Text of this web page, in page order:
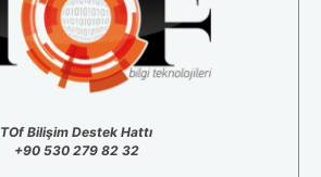
TOf Bilişim Destek Hattı
+90 530 279 82 32